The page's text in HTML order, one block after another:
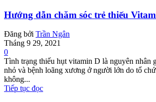
Hướng dẫn chăm sóc trẻ thiếu
Đăng bởi Trần Ngân
Tháng 9 29, 2021
0
Tình trạng thiếu hụt vitamin D là nguyên nhân
nhỏ và bệnh loãng xương ở người lớn do tổ
không...
Tiếp tục đọc